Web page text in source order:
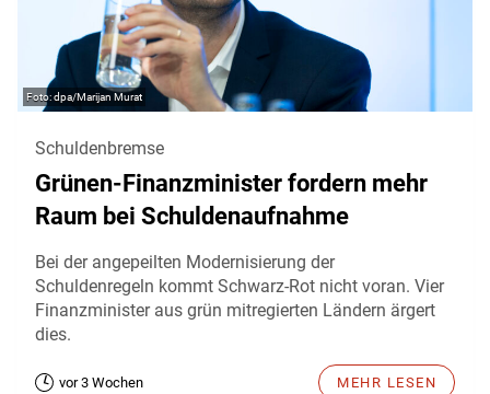
dpa/Marijan Murat
Schuldenbremse
Grünen-Finanzminister fordern mehr
Raum bei Schuldenaufnahme
Bei der angepeilten Modernisierung der
Schuldenregeln kommt Schwarz-Rot nicht voran. Vier
Finanzminister aus grün mitregierten Ländern ärgert
dies.
vor 3 Wochen MEHR LESEN